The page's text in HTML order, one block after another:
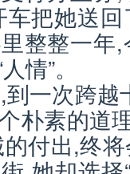
把她送
整整一年
情”。
一次跨越
朴素的道
付出,终